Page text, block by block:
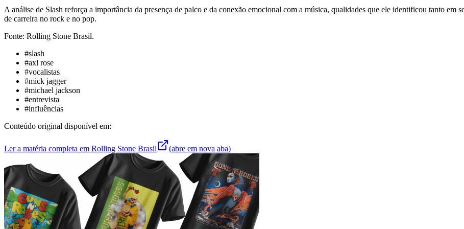
A análise de Slash reforça a importância da presença de palco e da conexão emocional com a música, qualidades que ele identificou tanto em
de carreira no rock e no pop.
Fonte: Rolling Stone Brasil.
#slash
#axl rose
#vocalistas
#mick jagger
#michael jackson
#entrevista
#influências
Conteúdo original disponível em:
Ler a matéria completa em Rolling Stone Brasil (abre em nova aba)